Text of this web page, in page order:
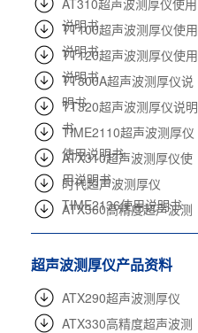
说明书
TT100超声波测厚仪使用
说明书
TT120超声波测厚仪使用
说明书
TT300A超声波测厚仪说
明书
TT320超声波测厚仪说明
书
TIME2110超声波测厚仪
使用说明书
ATX310超声波测厚仪使
用说明书
时代超声波测厚仪
TIME2136使用说明书
ATX360高精度超声波测
厚仪使用说明书
超声波测厚仪产品资料
ATX290超声波测厚仪
ATX330高精度超声波测